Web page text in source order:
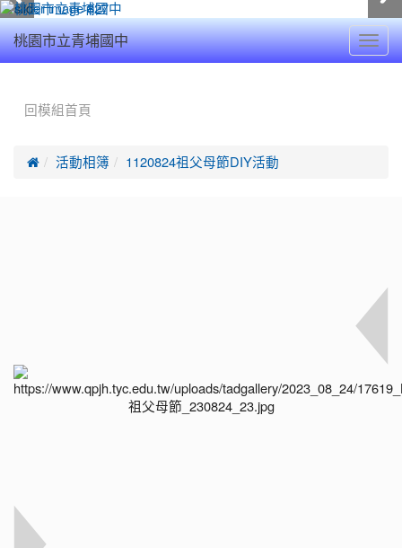
桃園市立青埔國中
回模組首頁
 活動相簿 1120824祖父母節DIY活動